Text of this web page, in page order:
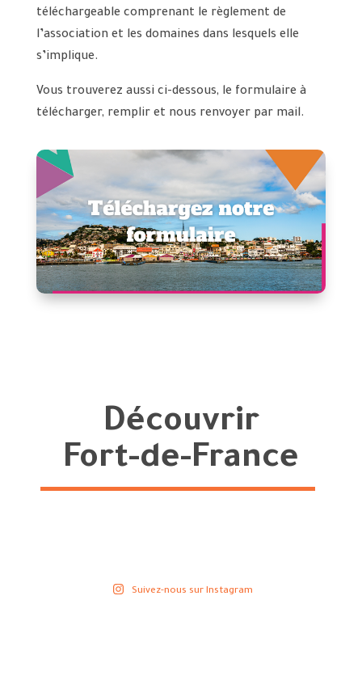
téléchargeable comprenant le règlement de
l’association et les domaines dans lesquels elle
s’implique.
Vous trouverez aussi ci-dessous, le formulaire à
télécharger, remplir et nous renvoyer par mail.
Découvrir
Fort-de-France
Suivez-nous sur Instagram